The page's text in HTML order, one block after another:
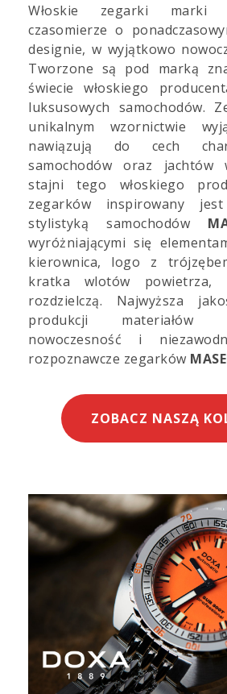
Włoskie zegarki marki
czasomierze o
designie, w wyjątkowo
Tworzone są pod marką
świecie włoskiego
luksusowych samochodów.
unikalnym wzornictwie
nawiązują do cech
samochodów oraz jachtów
stajni tego włoskiego
zegarków inspirowany jest
stylistyką samochodów
wyróżniającymi się
kierownica, logo z
kratka wlotów powietrza,
rozdzielczą. Najwyższa
produkcji materiałów
nowoczesność i
rozpoznawcze zegarków
ZOBACZ NASZĄ